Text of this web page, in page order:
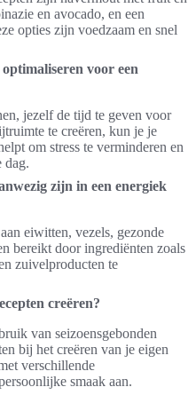
en avocado, en een
opties zijn voedzaam en snel
voor een
jezelf de tijd te geven voor
te creëren, kun je je
om stress te verminderen en
dag.
zijn in een energiek
eiwitten, vezels, gezonde
bereikt door ingrediënten zoals
zuivelproducten te
creëren?
van seizoensgebonden
bij het creëren van je eigen
verschillende
smaak aan.